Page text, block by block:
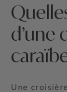
d’une
Une